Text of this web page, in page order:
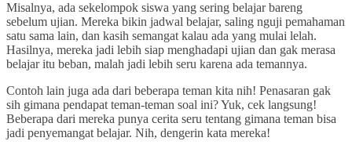
Misalnya, ada sekelompok siswa yang sering belajar bareng
sebelum ujian. Mereka bikin jadwal belajar, saling nguji pemahaman
satu sama lain, dan kasih semangat kalau ada yang mulai lelah.
Hasilnya, mereka jadi lebih siap menghadapi ujian dan gak merasa
belajar itu beban, malah jadi lebih seru karena ada temannya.
Contoh lain juga ada dari beberapa teman kita nih! Penasaran gak
sih gimana pendapat teman-teman soal ini? Yuk, cek langsung!
Beberapa dari mereka punya cerita seru tentang gimana teman bisa
jadi penyemangat belajar. Nih, dengerin kata mereka!